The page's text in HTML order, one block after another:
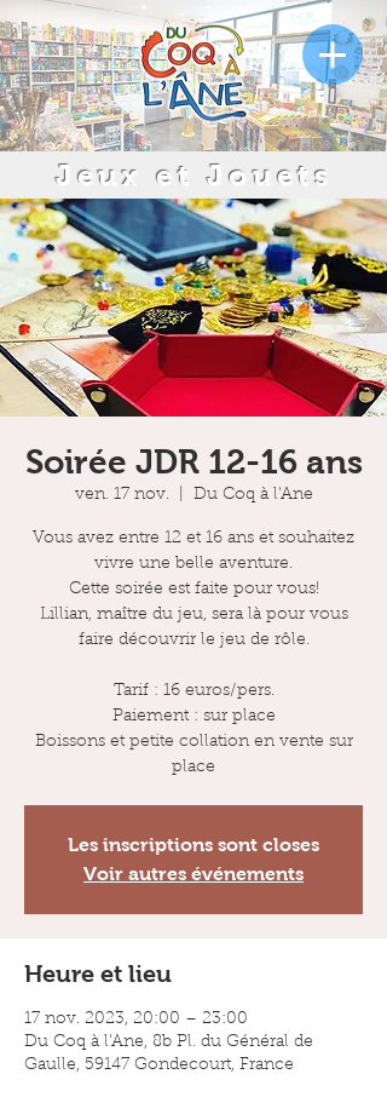
Jeux et Jouets
Soirée JDR 12-16 ans
ven. 17 nov. Du Coq à l'Ane
Vous avez entre 12 et 16 ans et souhaitez
vivre une belle aventure.
Cette soirée est faite pour vous!
Lillian, maître du jeu, sera là pour vous
faire découvrir le jeu de rôle.
Tarif : 16 euros/pers.
Paiement : sur place
Boissons et petite collation en vente sur
place
Les inscriptions sont closes
Voir autres événements
Heure et lieu
17 nov. 2023, 20:00 – 23:00
Du Coq à l'Ane, 8b Pl. du Général de
Gaulle, 59147 Gondecourt, France